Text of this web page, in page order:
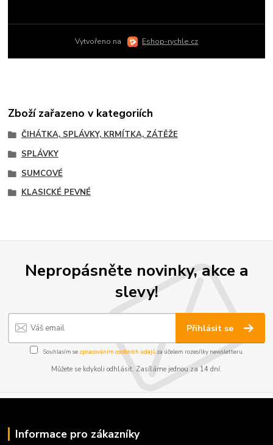
Vytvořeno na Eshop-rychle.cz
Zboží zařazeno v kategoriích
ČIHÁTKA, SPLÁVKY, KRMÍTKA, ZÁTĚŽE
SPLÁVKY
SUMCOVÉ
KLASICKÉ PEVNÉ
Nepropásněte novinky, akce a
slevy!
Přihlásit se
Souhlasím se zpracováním osobních údajůza účelem rozesílky newsletteru.
Můžete se kdykoli odhlásit. Zasíláme jednou za 14 dní.
Informace pro zákazníky